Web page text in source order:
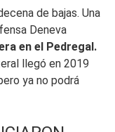
de bajas. Una
Deneva
en el Pedregal.
llegó en 2019
ya no podrá